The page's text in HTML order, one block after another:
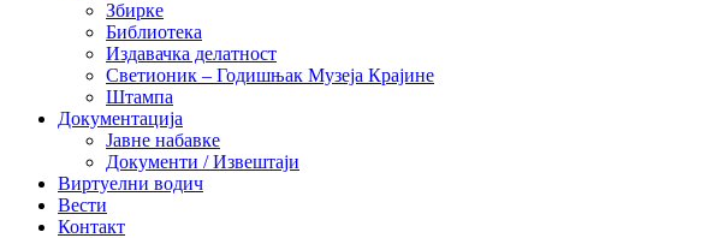
Збирке
Библиотека
Издавачка делатност
Светионик – Годишњак Музеја Крајине
Штампа
Документација
Јавне набавке
Документи / Извештаји
Виртуелни водич
Вести
Контакт